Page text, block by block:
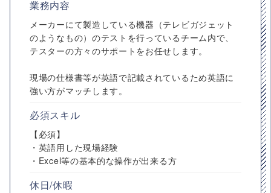
業務内容
メーカーにて製造している機器（テレビガジェット
のようなもの）のテストを行っているチーム内で、
テスターの方々のサポートをお任せします。
現場の仕様書等が英語で記載されているため英語に
強い方がマッチします。
必須スキル
【必須】
・英語用した現場経験
・Excel等の基本的な操作が出来る方
休日/休暇